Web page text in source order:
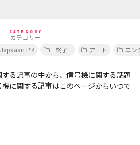
CATEGORY
カテゴリー
Japaaan PR _終了_ アート エン
る記事の中から、信号機に関する話題
に関する記事はこのページからいつで